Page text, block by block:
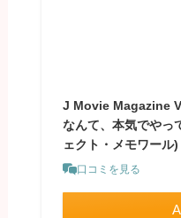
J Movie Magazine
なんて、本気でやっ
ェクト・メモワール)
口コミを見る